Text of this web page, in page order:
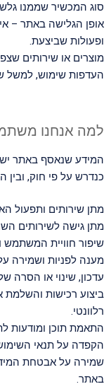
סוג המכשיר שממנו
אופן הגלישה באתר –
ופעולות שביצעת.
מוצרים או שירותים
העדפות שימוש, למשל
למה אנחנו
המידע שנאסף באתר
כנדרש על פי חוק, ובין
מתן שירותים ותפעול
מתן גישה לשירותים
שיפור חוויית המשתמש
מענה לפניות
עדכון, שינוי או הסרה
ביצוע רכישות והשלמת
רלוונטי.
התאמת תוכן ומודעות
הקפדה על תנאי
שמירה על אבטחת
באתר.